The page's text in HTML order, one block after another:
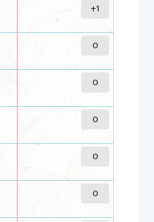
+1
0
0
0
0
0